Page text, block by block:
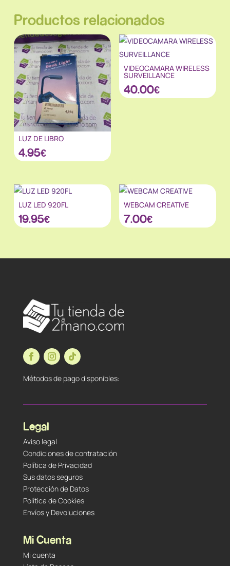
Productos relacionados
LUZ DE LIBRO
4.95€
VIDEOCAMARA WIRELESS
SURVEILLANCE
40.00€
LUZ LED 920FL
19.95€
WEBCAM CREATIVE
7.00€
Métodos de pago disponibles:
Legal
Aviso legal
Condiciones de contratación
Política de Privacidad
Sus datos seguros
Protección de Datos
Política de Cookies
Envíos y Devoluciones
Mi Cuenta
Mi cuenta